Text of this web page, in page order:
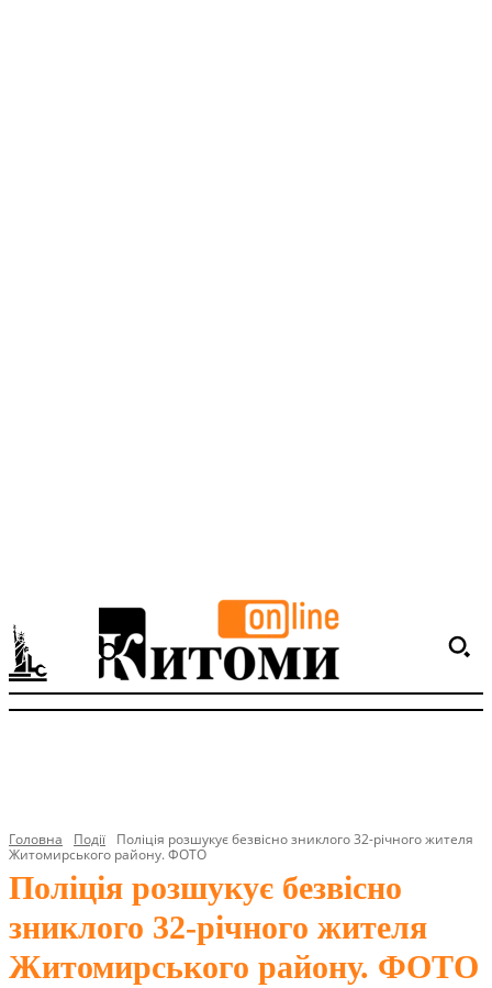
Головна Події
Поліція розшукує безвісно зниклого 32-річного жителя
Житомирського району. ФОТО
Поліція розшукує безвісно
зниклого 32-річного жителя
Житомирського району. ФОТО